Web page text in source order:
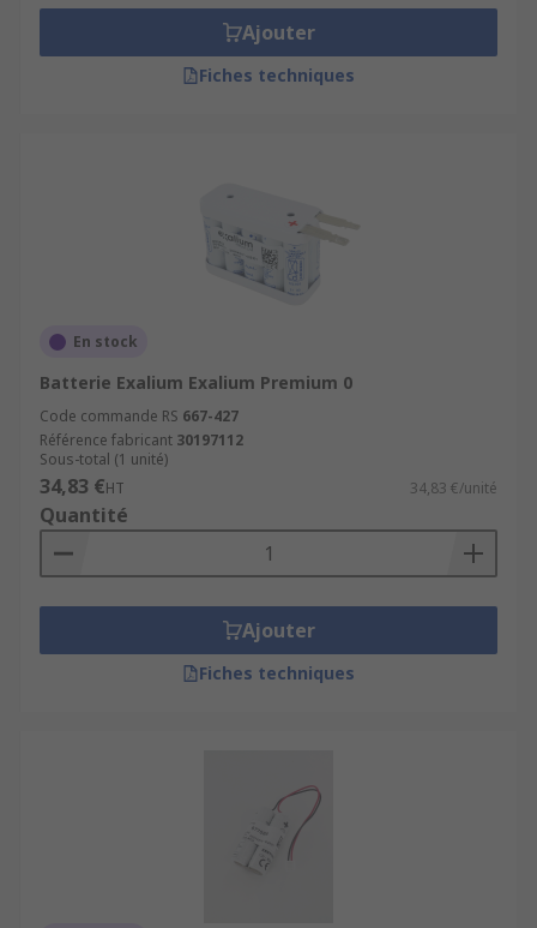
Ajouter
Fiches techniques
En stock
Batterie Exalium Exalium Premium 0
Code commande RS 667-427
Référence fabricant 30197112
Sous-total (1 unité)
34,83 €HT 34,83 €/unité
Quantité
Ajouter
Fiches techniques